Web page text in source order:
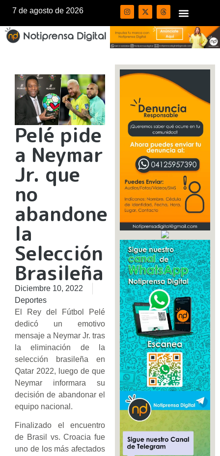
7 de agosto de 2026
Pelé pide
a Neymar
Jr. que
no
abandone
la
Selección
Brasileña
Diciembre 10, 2022
Deportes
El Rey del Fútbol Pelé
dedicó un emotivo
mensaje a Neymar Jr. tras
la eliminación de la
selección brasileña en
Qatar 2022, luego de que
Neymar informara su
decisión de abandonar el
equipo nacional.
Finalizado el encuentro
de Brasil vs. Croacia fue
uno de los más afectados